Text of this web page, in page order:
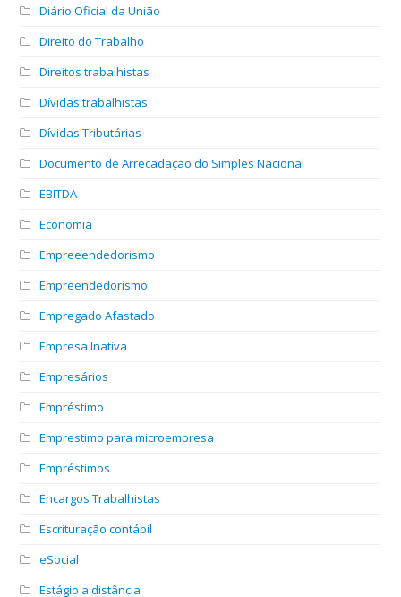
Diário Oficial da União
Direito do Trabalho
Direitos trabalhistas
Dívidas trabalhistas
Dívidas Tributárias
Documento de Arrecadação do Simples Nacional
EBITDA
Economia
Empreeendedorismo
Empreendedorismo
Empregado Afastado
Empresa Inativa
Empresários
Empréstimo
Emprestimo para microempresa
Empréstimos
Encargos Trabalhistas
Escrituração contábil
eSocial
Estágio a distância